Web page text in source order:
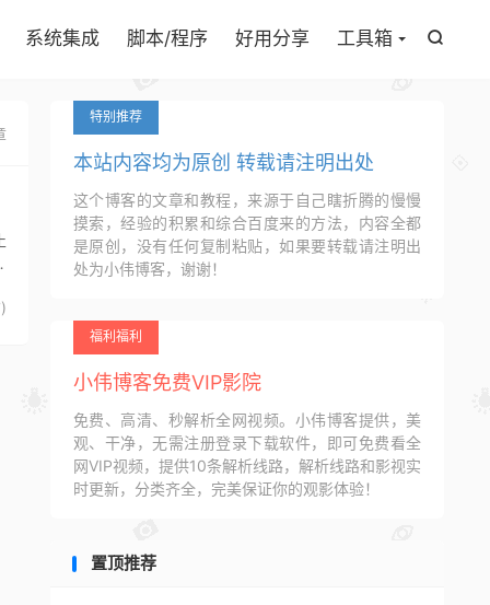

系统集成 脚本/程序 好用分享 工具箱
)
特别推荐
本站内容均为原创 转载请注明出处
这个博客的文章和教程，来源于自己瞎折腾的慢慢
摸索，经验的积累和综合百度来的方法，内容全都
是原创，没有任何复制粘贴，如果要转载请注明出
处为小伟博客，谢谢！
福利福利
小伟博客免费VIP影院
免费、高清、秒解析全网视频。小伟博客提供，美
观、干净，无需注册登录下载软件，即可免费看全
网VIP视频，提供10条解析线路，解析线路和影视实
时更新，分类齐全，完美保证你的观影体验！
置顶推荐